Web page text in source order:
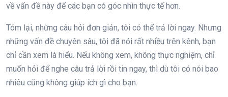
về vấn đề này để các bạn có góc nhìn thực tế hơn.
Tóm lại, những câu hỏi đơn giản, tôi có thể trả lời ngay. Nhưng
những vấn đề chuyên sâu, tôi đã nói rất nhiều trên kênh, bạn
chỉ cần xem là hiểu. Nếu không xem, không thực nghiệm, chỉ
muốn hỏi để nghe câu trả lời rồi tin ngay, thì dù tôi có nói bao
nhiêu cũng không giúp ích gì cho bạn.